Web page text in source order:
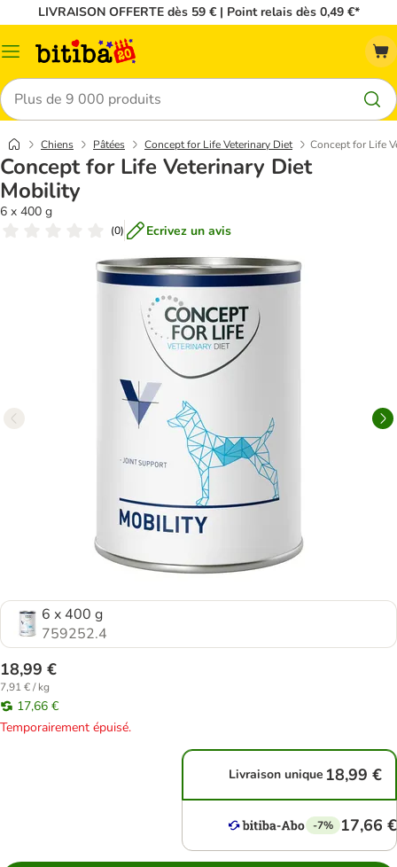
LIVRAISON OFFERTE dès 59 € | Point relais dès 0,49 €*
Menu
Rechercher
Chiens Pâtées Concept for Life Veterinary Diet Concept for Life
Concept for Life Veterinary Diet
Mobility
6 x 400 g
(0) Ecrivez un avis
6 x 400 g
759252.4
18,99 €
7,91 € / kg
17,66 €
Temporairement épuisé.
Livraison unique 18,99 €
-7% 17,66 €